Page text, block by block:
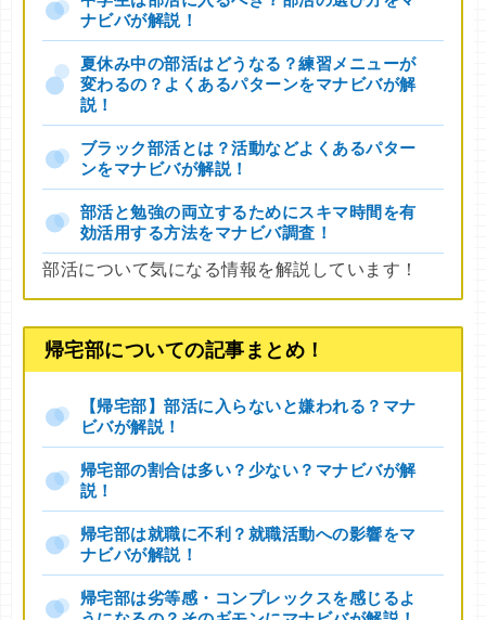
ナビバが解説！
夏休み中の部活はどうなる？練習メニューが
変わるの？よくあるパターンをマナビバが解
説！
ブラック部活とは？活動などよくあるパター
ンをマナビバが解説！
部活と勉強の両立するためにスキマ時間を有
効活用する方法をマナビバ調査！
部活について気になる情報を解説しています！
帰宅部についての記事まとめ！
【帰宅部】部活に入らないと嫌われる？マナ
ビバが解説！
帰宅部の割合は多い？少ない？マナビバが解
説！
帰宅部は就職に不利？就職活動への影響をマ
ナビバが解説！
帰宅部は劣等感・コンプレックスを感じるよ